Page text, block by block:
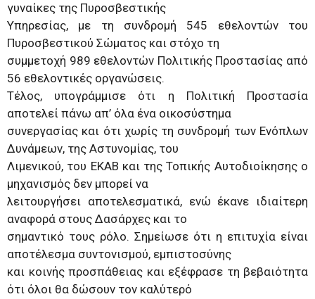
γυναίκες της Πυροσβεστικής
Υπηρεσίας, με τη συνδρομή 545 εθελοντών του
Πυροσβεστικού Σώματος και στόχο τη
συμμετοχή 989 εθελοντών Πολιτικής Προστασίας από
56 εθελοντικές οργανώσεις.
Τέλος, υπογράμμισε ότι η Πολιτική Προστασία
αποτελεί πάνω απ’ όλα ένα οικοσύστημα
συνεργασίας και ότι χωρίς τη συνδρομή των Ενόπλων
Δυνάμεων, της Αστυνομίας, του
Λιμενικού, του ΕΚΑΒ και της Τοπικής Αυτοδιοίκησης ο
μηχανισμός δεν μπορεί να
λειτουργήσει αποτελεσματικά, ενώ έκανε ιδιαίτερη
αναφορά στους Δασάρχες και το
σημαντικό τους ρόλο. Σημείωσε ότι η επιτυχία είναι
αποτέλεσμα συντονισμού, εμπιστοσύνης
και κοινής προσπάθειας και εξέφρασε τη βεβαιότητα
ότι όλοι θα δώσουν τον καλύτερό